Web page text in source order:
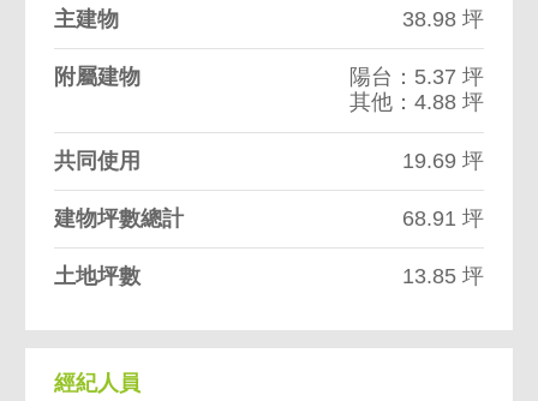
主建物 38.98 坪
附屬建物
陽台：5.37 坪
其他：4.88 坪
共同使用 19.69 坪
建物坪數總計 68.91 坪
土地坪數 13.85 坪
經紀人員